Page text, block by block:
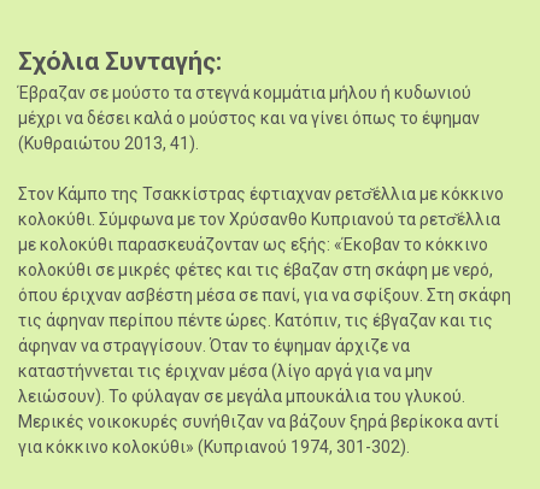
Σχόλια Συνταγής
Έβραζαν σε μούστο τα στεγνά κομμάτια μήλου ή κυδωνιού
μέχρι να δέσει καλά ο μούστος και να γίνει όπως το έψημαν
(Κυθραιώτου 2013, 41).
Στον Κάμπο της Τσακκίστρας έφτιαχναν ρετσ̆έλλια με κόκκινο
κολοκύθι. Σύμφωνα με τον Χρύσανθο Κυπριανού τα ρετσ̆έλλια
με κολοκύθι παρασκευάζονταν ως εξής: «Έκοβαν το κόκκινο
κολοκύθι σε μικρές φέτες και τις έβαζαν στη σκάφη με νερό,
όπου έριχναν ασβέστη μέσα σε πανί, για να σφίξουν. Στη σκάφη
τις άφηναν περίπου πέντε ώρες. Κατόπιν, τις έβγαζαν και τις
άφηναν να στραγγίσουν. Όταν το έψημαν άρχιζε να
καταστήννεται τις έριχναν μέσα (λίγο αργά για να μην
λειώσουν). Το φύλαγαν σε μεγάλα μπουκάλια του γλυκού.
Μερικές νοικοκυρές συνήθιζαν να βάζουν ξηρά βερίκοκα αντί
για κόκκινο κολοκύθι» (Κυπριανού 1974, 301-302).